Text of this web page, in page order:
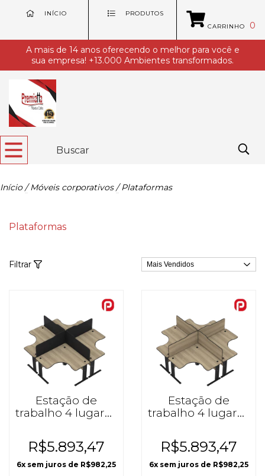
INÍCIO
PRODUTOS
CARRINHO
0
A mais de 14 anos oferecendo o melhor para você e
sua empresa! +13.000 Ambientes transformados.
Início / Móveis corporativos / Plataformas
Plataformas
Filtrar
Estação de
trabalho 4 lugares
R$5.893,47
6x sem juros de R$982,25
Estação de
trabalho 4 lugares
R$5.893,47
6x sem juros de R$982,25